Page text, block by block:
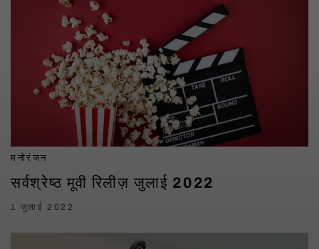
मनोरंजन
सर्वश्रेष्ठ मूवी रिलीज़ जुलाई 2022
1 जुलाई 2022